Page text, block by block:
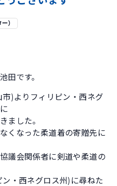
）
田です。
)よりフィリピン・西ネグ
ました。
くなった柔道着の寄贈先に
議会関係者に剣道や柔道の
・西ネグロス州)に尋ねた